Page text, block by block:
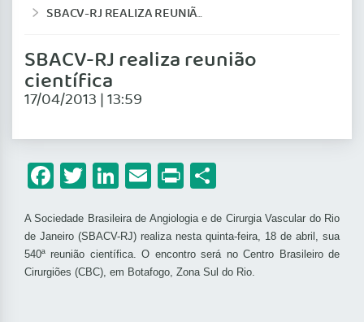
SBACV-RJ REALIZA REUNIÃO CIENTÍFICA
SBACV-RJ realiza reunião
científica
17/04/2013 | 13:59
Facebook
Twitter
LinkedIn
Email
Print
A Sociedade Brasileira de Angiologia e de Cirurgia Vascular do Rio
de Janeiro (SBACV-RJ) realiza nesta quinta-feira, 18 de abril, sua
540ª reunião científica. O encontro será no Centro Brasileiro de
Cirurgiões (CBC), em Botafogo, Zona Sul do Rio.